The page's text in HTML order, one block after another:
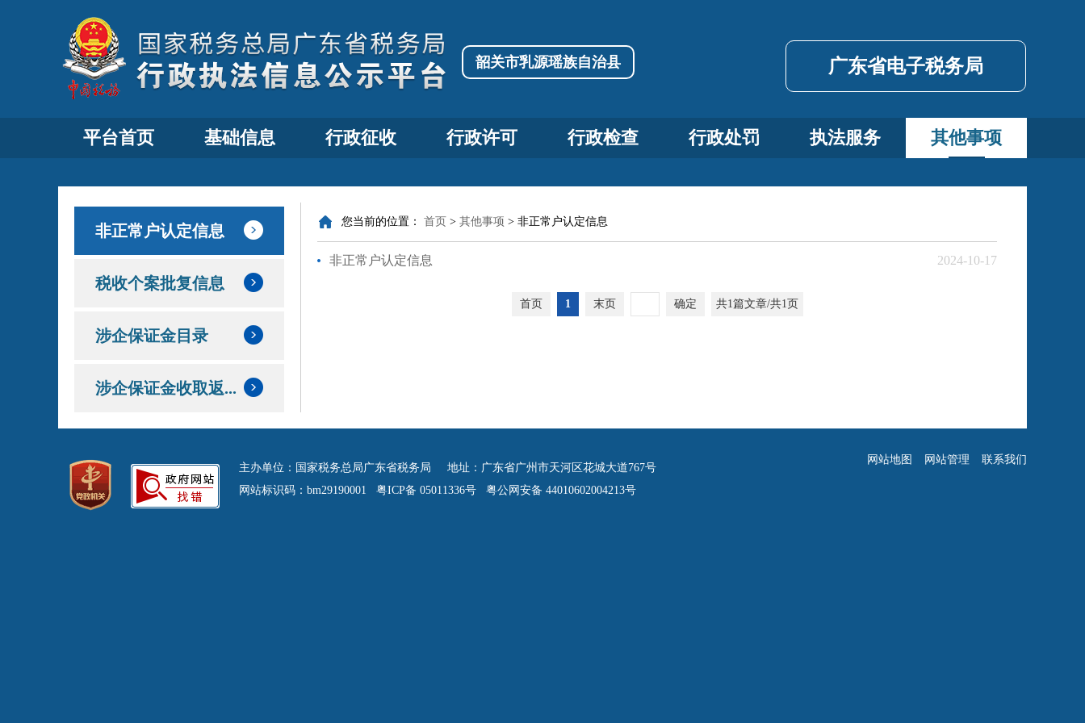
韶关市乳源瑶族自治县 广东省电子税务局
平台首页 基础信息 行政征收 行政许可 行政检查 行政处罚 执法服务 其他事项
非正常户认定信息
税收个案批复信息
涉企保证金目录
涉企保证金收取返...
您当前的位置： 首页 > 其他事项 > 非正常户认定信息
2024-10-17
非正常户认定信息
首页 1 末页 确定 共1篇文章/共1页
主办单位：国家税务总局广东省税务局 地址：广东省广州市天河区花城大道767号
网站标识码：bm29190001 粤ICP备 05011336号 粤公网安备 44010602004213号
网站地图 网站管理 联系我们